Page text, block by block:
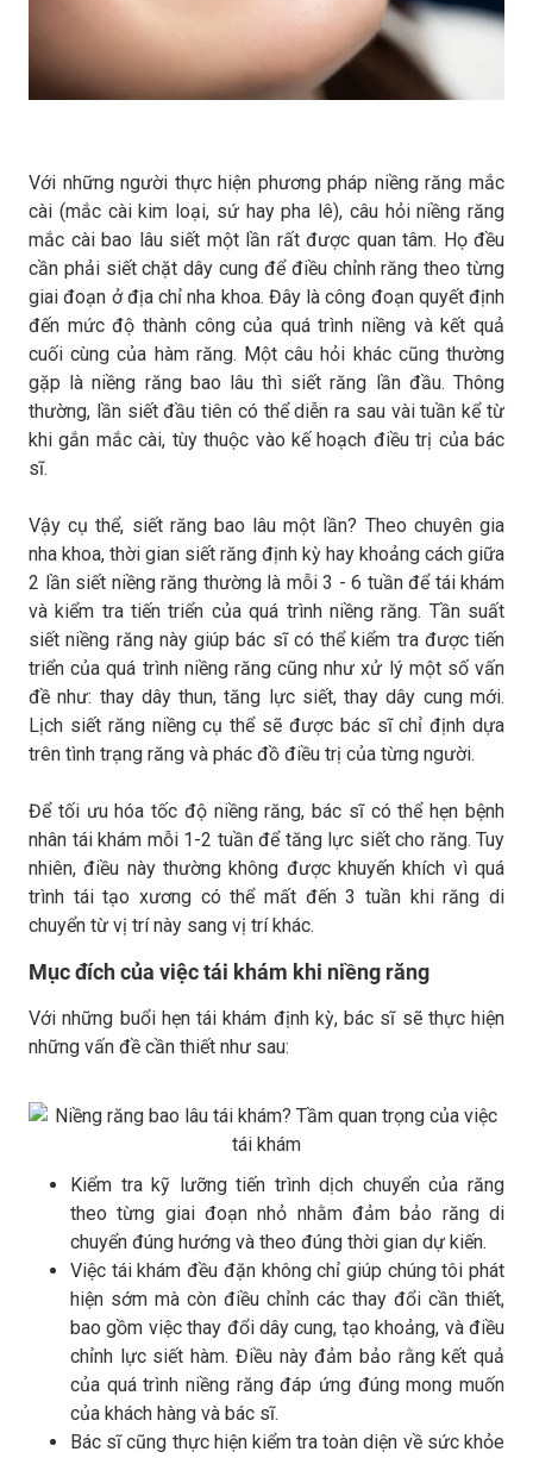
Với những người thực hiện phương pháp niềng răng mắc
cài (mắc cài kim loại, sứ hay pha lê), câu hỏi niềng răng
mắc cài bao lâu siết một lần rất được quan tâm. Họ đều
cần phải siết chặt dây cung để điều chỉnh răng theo từng
giai đoạn ở địa chỉ nha khoa. Đây là công đoạn quyết định
đến mức độ thành công của quá trình niềng và kết quả
cuối cùng của hàm răng. Một câu hỏi khác cũng thường
gặp là niềng răng bao lâu thì siết răng lần đầu. Thông
thường, lần siết đầu tiên có thể diễn ra sau vài tuần kể từ
khi gắn mắc cài, tùy thuộc vào kế hoạch điều trị của bác
sĩ.
Vậy cụ thể, siết răng bao lâu một lần? Theo chuyên gia
nha khoa, thời gian siết răng định kỳ hay khoảng cách giữa
2 lần siết niềng răng thường là mỗi 3 - 6 tuần để tái khám
và kiểm tra tiến triển của quá trình niềng răng. Tần suất
siết niềng răng này giúp bác sĩ có thể kiểm tra được tiến
triển của quá trình niềng răng cũng như xử lý một số vấn
đề như: thay dây thun, tăng lực siết, thay dây cung mới.
Lịch siết răng niềng cụ thể sẽ được bác sĩ chỉ định dựa
trên tình trạng răng và phác đồ điều trị của từng người.
Để tối ưu hóa tốc độ niềng răng, bác sĩ có thể hẹn bệnh
nhân tái khám mỗi 1-2 tuần để tăng lực siết cho răng. Tuy
nhiên, điều này thường không được khuyến khích vì quá
trình tái tạo xương có thể mất đến 3 tuần khi răng di
chuyển từ vị trí này sang vị trí khác.
Mục đích của việc tái khám khi niềng răng
Với những buổi hẹn tái khám định kỳ, bác sĩ sẽ thực hiện
những vấn đề cần thiết như sau:
Kiểm tra kỹ lưỡng tiến trình dịch chuyển của răng
theo từng giai đoạn nhỏ nhằm đảm bảo răng di
chuyển đúng hướng và theo đúng thời gian dự kiến.
Việc tái khám đều đặn không chỉ giúp chúng tôi phát
hiện sớm mà còn điều chỉnh các thay đổi cần thiết,
bao gồm việc thay đổi dây cung, tạo khoảng, và điều
chỉnh lực siết hàm. Điều này đảm bảo rằng kết quả
của quá trình niềng răng đáp ứng đúng mong muốn
của khách hàng và bác sĩ.
Bác sĩ cũng thực hiện kiểm tra toàn diện về sức khỏe